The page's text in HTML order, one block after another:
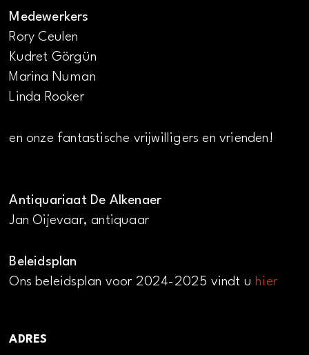
Medewerkers
Rory Ceulen
Kudret Görgün
Marina Numan
Linda Rooker
en onze fantastische vrijwilligers en vrienden!
Antiquariaat De Alkenaer
Jan Oijevaar, antiquaar
Beleidsplan
Ons beleidsplan voor 2024-2025 vindt uhier
ADRES